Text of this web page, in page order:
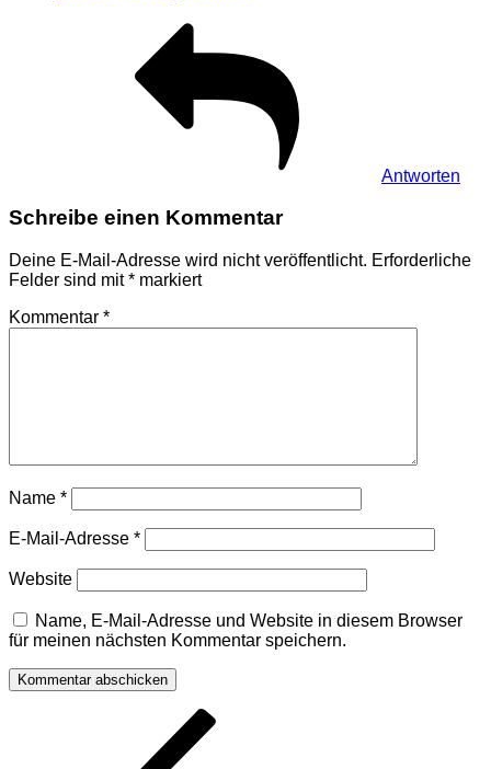
Antworten
Schreibe einen Kommentar
Deine E-Mail-Adresse wird nicht veröffentlicht. Erforderliche
Felder sind mit* markiert
Kommentar *
Name *
E-Mail-Adresse *
Website
Name, E-Mail-Adresse und Website in diesem Browser
für meinen nächsten Kommentar speichern.
Beitragsnavigation